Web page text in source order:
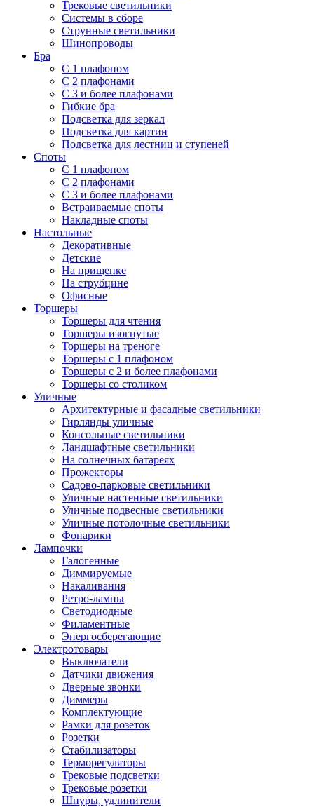
Трековые светильники
Системы в сборе
Струнные светильники
Шинопроводы
Бра
С 1 плафоном
С 2 плафонами
С 3 и более плафонами
Гибкие бра
Подсветка для зеркал
Подсветка для картин
Подсветка для лестниц и ступеней
Споты
С 1 плафоном
С 2 плафонами
С 3 и более плафонами
Встраиваемые споты
Накладные споты
Настольные
Декоративные
Детские
На прищепке
На струбцине
Офисные
Торшеры
Торшеры для чтения
Торшеры изогнутые
Торшеры на треноге
Торшеры с 1 плафоном
Торшеры с 2 и более плафонами
Торшеры со столиком
Уличные
Архитектурные и фасадные светильники
Гирлянды уличные
Консольные светильники
Ландшафтные светильники
На солнечных батареях
Прожекторы
Садово-парковые светильники
Уличные настенные светильники
Уличные подвесные светильники
Уличные потолочные светильники
Фонарики
Лампочки
Галогенные
Диммируемые
Накаливания
Ретро-лампы
Светодиодные
Филаментные
Энергосберегающие
Электротовары
Выключатели
Датчики движения
Дверные звонки
Диммеры
Комплектующие
Рамки для розеток
Розетки
Стабилизаторы
Терморегуляторы
Трековые подсветки
Трековые розетки
Шнуры, удлинители